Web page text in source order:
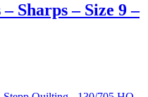
Sharps – Size 9 –